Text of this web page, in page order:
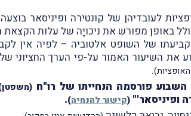
לעובדיהן של קונטירה ופיניסאר
של השופט אלטוביה – לפיה אין
לתקנות ויש לקבוע את השיעור האמור על-פי הערך
.
פורסמה הנחייתו של רו"ח
ופיניסאר'" (קישור להנחיה)
.